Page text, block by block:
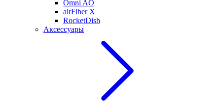
Omni AO
airFiber X
RocketDish
Аксессуары